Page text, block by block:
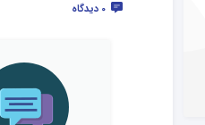
0 دیدگاه